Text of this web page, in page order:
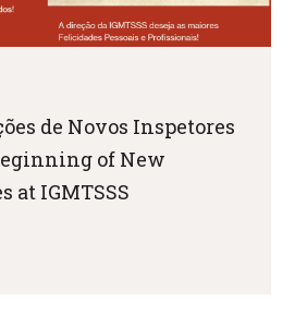
de Novos Inspetores
of New
at IGMTSSS